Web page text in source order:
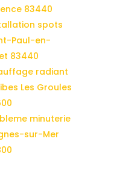
83440
spots
Paul-en-
83440
radiant
Les Groules
minuterie
sur-Mer